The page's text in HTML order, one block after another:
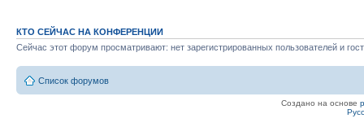
КТО СЕЙЧАС НА КОНФЕРЕНЦИИ
Сейчас этот форум просматривают: нет зарегистрированных пользователей и
Список форумов
Создано на основе